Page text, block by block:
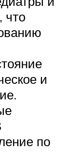
что
и
по